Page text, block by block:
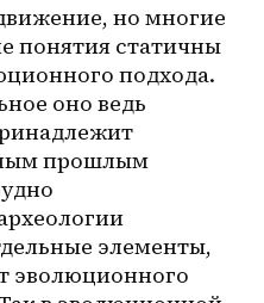
но многие
понятия статичны
подхода.
оно ведь
прошлым
элементы,
эволюционного